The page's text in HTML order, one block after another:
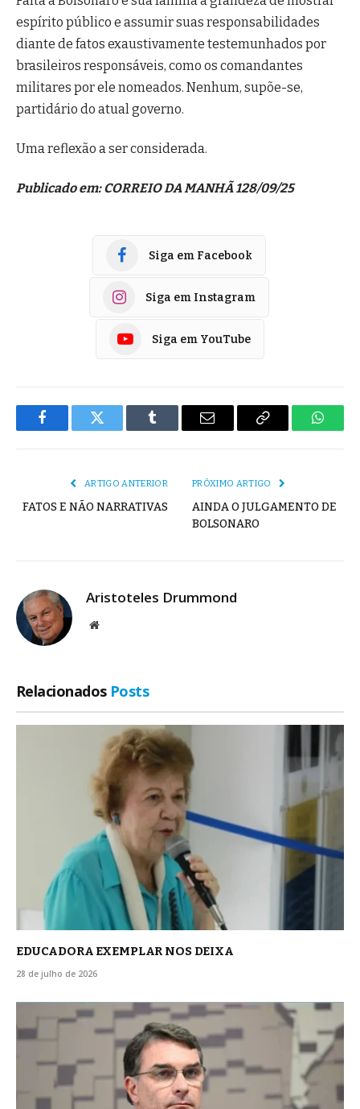
espírito público e assumir suas responsabilidades
diante de fatos exaustivamente testemunhados por
brasileiros responsáveis, como os comandantes
militares por ele nomeados. Nenhum, supõe-se,
partidário do atual governo.
Uma reflexão a ser considerada.
Publicado em: CORREIO DA MANHÃ 128/09/25
Siga em Facebook
Siga em Instagram
Siga em YouTube
FacebookTwitter Tumblr
E-
Copiar
ARTIGO ANTERIOR
FATOS E NÃO NARRATIVAS
PRÓXIMO ARTIGO
AINDA O JULGAMENTO DE
BOLSONARO
Aristoteles Drummond
Site
Relacionados Posts
EDUCADORA EXEMPLAR NOS DEIXA
28 de julho de 2026